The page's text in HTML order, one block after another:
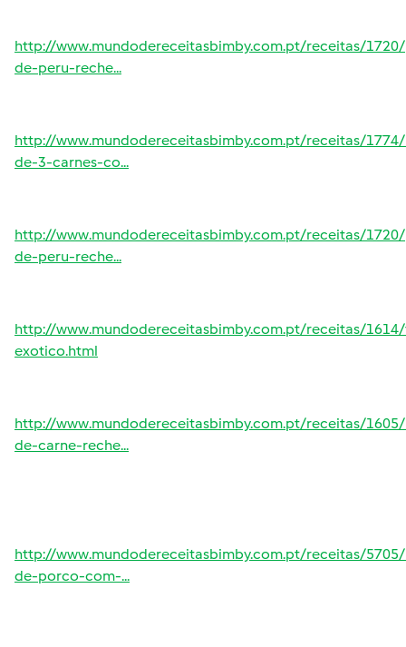
http://www.mundodereceitasbimby.com.pt/receitas/
de-peru-reche...
http://www.mundodereceitasbimby.com.pt/receitas/
de-3-carnes-co...
http://www.mundodereceitasbimby.com.pt/receitas/
de-peru-reche...
http://www.mundodereceitasbimby.com.pt/receitas/
exotico.html
http://www.mundodereceitasbimby.com.pt/receitas/
de-carne-reche...
http://www.mundodereceitasbimby.com.pt/receitas/
de-porco-com-...